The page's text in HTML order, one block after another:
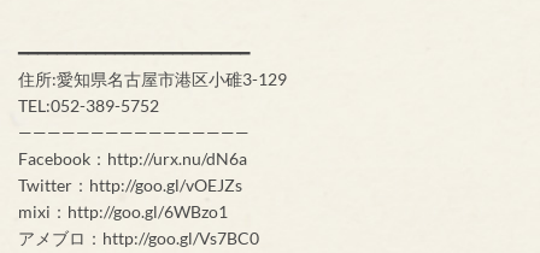
━━━━━━━━━━━━━━━━━━━━━━━━
住所:愛知県名古屋市港区小碓3-129
TEL:052-389-5752
————————————————
Facebook：http://urx.nu/dN6a
Twitter：http://goo.gl/vOEJZs
mixi：http://goo.gl/6WBzo1
アメブロ：http://goo.gl/Vs7BC0